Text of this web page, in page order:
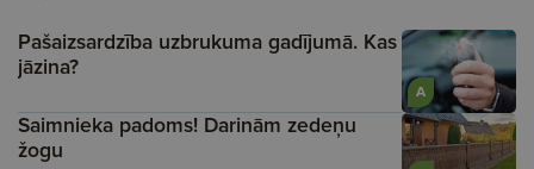
A
Pašaizsardzība uzbrukuma gadījumā. Kas
jāzina?
Saimnieka padoms! Darinām zedeņu
žogu